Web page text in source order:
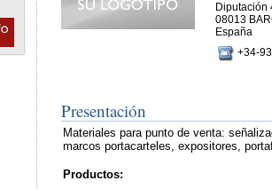
Diputación
08013
España
+34-
Presentación
Materiales para punto de venta:
marcos portacarteles, expositores,
Productos: